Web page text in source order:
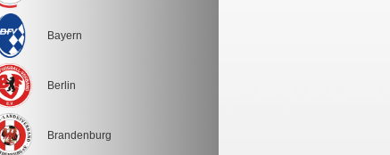
Bayern
Berlin
Brandenburg